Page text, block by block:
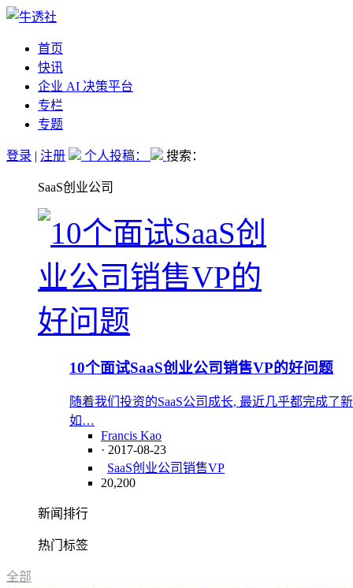
首页
快讯
企业 AI 决策平台
专栏
专题
登录 | 注册 个人投稿： 搜索：
SaaS创业公司
10个面试SaaS创业公司销售VP的好问题
随着我们投资的SaaS公司成长, 最近几乎都完成了
如…
Francis Kao
· 2017-08-23
SaaS创业公司销售VP
20,200
新闻排行
热门标签
全部